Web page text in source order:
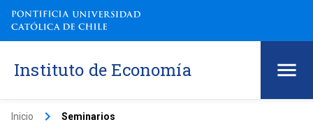
Instituto de Economía
Inicio keyboard_arrow_right Seminarios